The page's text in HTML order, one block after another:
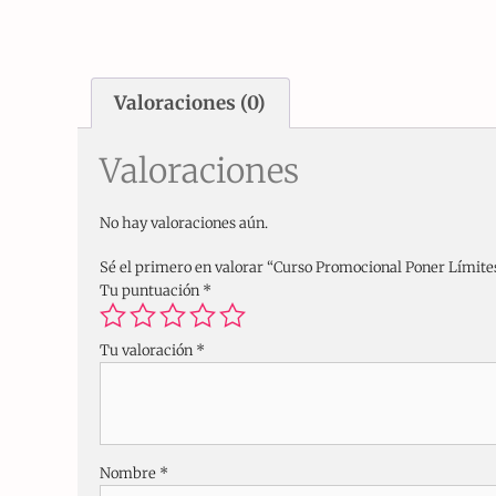
Valoraciones (0)
Valoraciones
No hay valoraciones aún.
Sé el primero en valorar “Curso Promocional Poner
Tu puntuación *
Tu valoración *
Nombre *